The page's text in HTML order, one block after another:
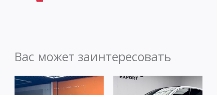
Вас может заинтересовать